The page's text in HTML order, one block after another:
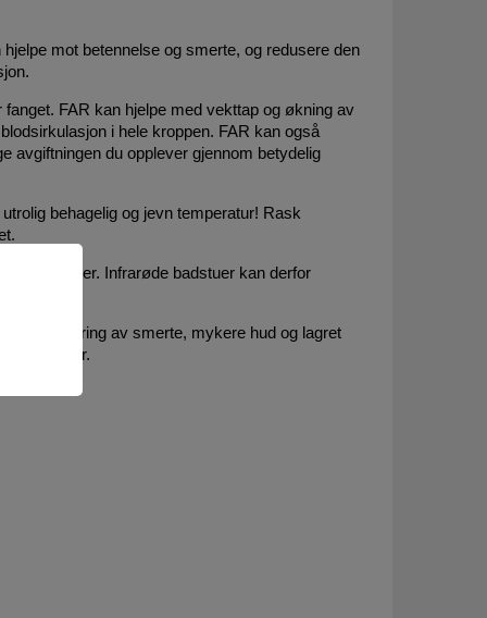
mot betennelse og smerte, og redusere den
FAR kan hjelpe med vekttap og økning av
i hele kroppen. FAR kan også
avgiftningen du opplever gjennom betydelig
behagelig og jevn temperatur! Rask
Infrarøde badstuer kan derfor
ledd, lindring av smerte, mykere hud og lagret
kalorier.